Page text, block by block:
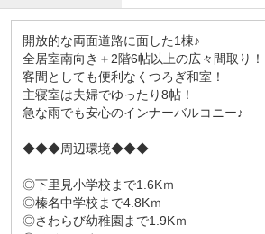
開放的な両面道路に面した1棟♪
全居室南向き＋2階6帖以上の広々間取り！
客間としても便利なくつろぎ和室！
主寝室は夫婦でゆったり8帖！
急な雨でも安心のインナーバルコニー♪
◆◆◆周辺環境◆◆◆
◎下里見小学校まで1.6Kｍ
◎榛名中学校まで4.8Kｍ
◎さわらび幼稚園まで1.9Kｍ